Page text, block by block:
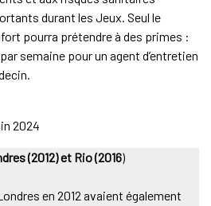
durant les Jeux. Seul le
pourra prétendre à des primes :
semaine pour un agent d’entretien
2024
(2012) et Rio (2016)
en 2012 avaient également